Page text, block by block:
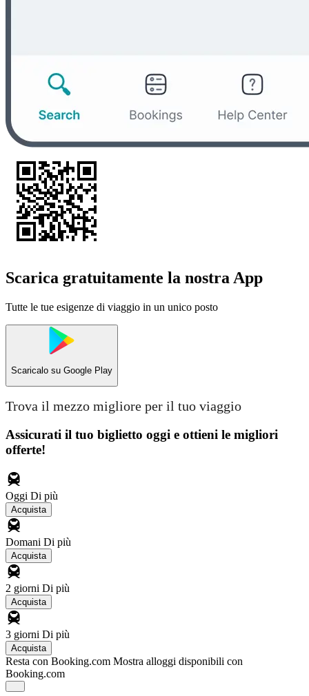
Scarica gratuitamente la nostra App
Tutte le tue esigenze di viaggio in un unico posto
Scaricalo su Google Play
Trova il mezzo migliore per il tuo viaggio
Assicurati il ​​tuo biglietto oggi e ottieni le migliori
offerte!
Oggi Di più
Acquista
Domani Di più
Acquista
2 giorni Di più
Acquista
3 giorni Di più
Acquista
Resta con Booking.com Mostra alloggi disponibili con
Booking.com